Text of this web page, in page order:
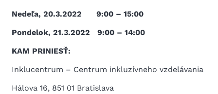
Nedeľa, 20.3.2022 9:00 – 15:00
Pondelok, 21.3.2022 9:00 – 14:00
KAM PRINIESŤ:
Inklucentrum – Centrum inkluzívneho vzdelávania
Hálova 16, 851 01 Bratislava